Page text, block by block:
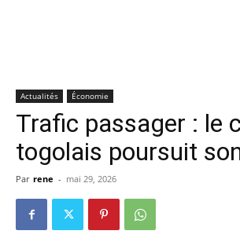
Actualités Économie
Trafic passager : le
togolais poursuit
Par rene - mai 29, 2026